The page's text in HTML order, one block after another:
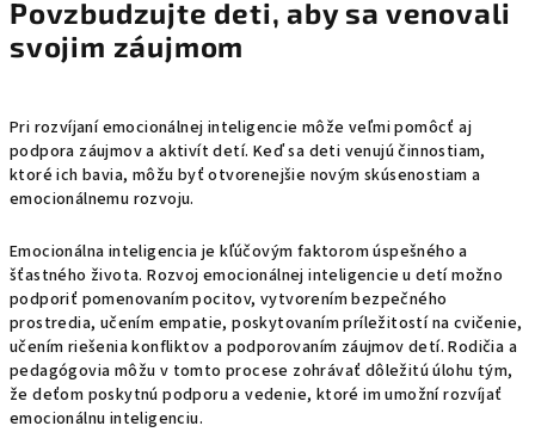
Povzbudzujte deti, aby sa venovali
svojim záujmom
Pri rozvíjaní emocionálnej inteligencie môže veľmi pomôcť aj
podpora záujmov a aktivít detí. Keď sa deti venujú činnostiam,
ktoré ich bavia, môžu byť otvorenejšie novým skúsenostiam a
emocionálnemu rozvoju.
Emocionálna inteligencia je kľúčovým faktorom úspešného a
šťastného života. Rozvoj emocionálnej inteligencie u detí možno
podporiť pomenovaním pocitov, vytvorením bezpečného
prostredia, učením empatie, poskytovaním príležitostí na cvičenie,
učením riešenia konfliktov a podporovaním záujmov detí. Rodičia a
pedagógovia môžu v tomto procese zohrávať dôležitú úlohu tým,
že deťom poskytnú podporu a vedenie, ktoré im umožní rozvíjať
emocionálnu inteligenciu.